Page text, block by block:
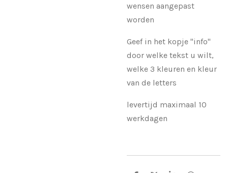
wensen aangepast
worden
Geef in het kopje "info"
door welke tekst u wilt,
welke 3 kleuren en kleur
van de letters
levertijd maximaal 10
werkdagen